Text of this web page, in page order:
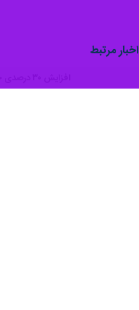
اخبار مرتبط
دماوند - ایرنا -